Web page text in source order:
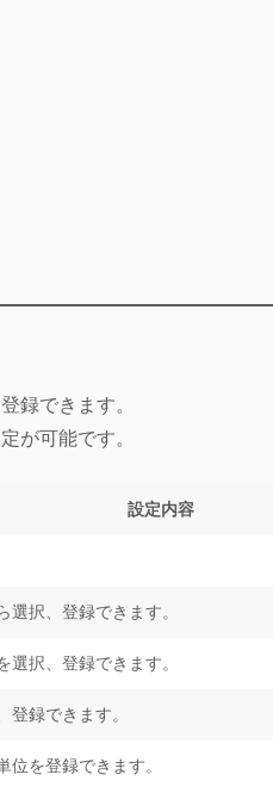
録できます。
が可能です。
設定内容
選択、登録できます。
選択、登録できます。
登録できます。
位を登録できます。